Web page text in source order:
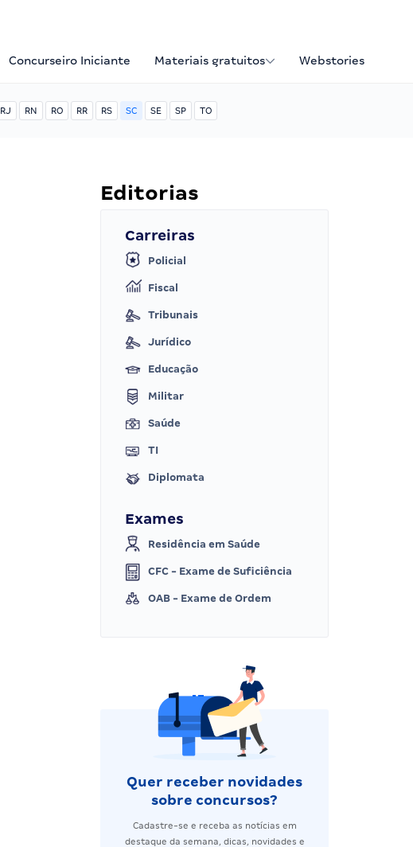
Concurseiro Iniciante Materiais gratuitos Webstories
RJ RN RO RR RS SC SE SP TO
Editorias
Carreiras
Policial
Fiscal
Tribunais
Jurídico
Educação
Militar
Saúde
TI
Diplomata
Exames
Residência em Saúde
CFC - Exame de Suficiência
OAB - Exame de Ordem
Quer receber novidades
sobre concursos?
Cadastre-se e receba as notícias em
destaque da semana, dicas, novidades e